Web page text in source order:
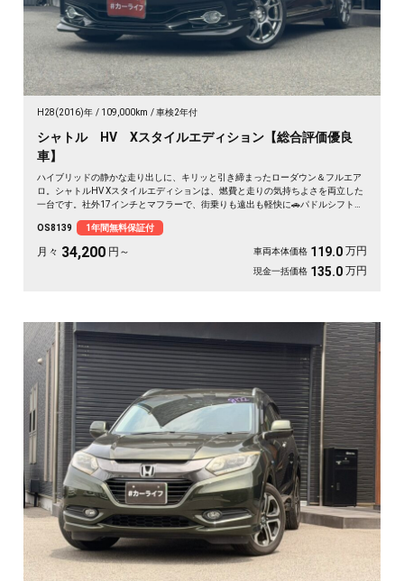
H28(2016)年 109,000km 車検2年付
シャトル HV Xスタイルエディション【総合評価優良
車】
ハイブリッドの静かな走り出しに、キリッと引き締まったローダウン＆フルエア
ロ。シャトルHV Xスタイルエディションは、燃費と走りの気持ちよさを両立した
一台です。社外17インチとマフラーで、街乗りも遠出も軽快に🚗パドルシフトで
心。仕事帰りにふらっと寄り道、休日は荷物を積んでロングドライブへ✨走りに
こだわる方に《1年保証付》💫
OS8139 1年間無料保証付
月々 34,200 円～ 車両本体価格 119.0 万円
現金一括価格 135.0 万円